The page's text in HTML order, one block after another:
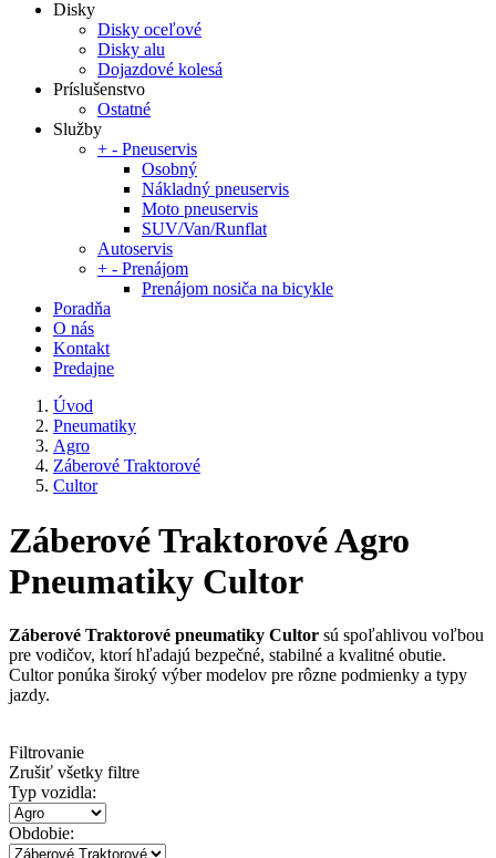
Disky
Disky oceľové
Disky alu
Dojazdové kolesá
Príslušenstvo
Ostatné
Služby
+ - Pneuservis
Osobný
Nákladný pneuservis
Moto pneuservis
SUV/Van/Runflat
Autoservis
+ - Prenájom
Prenájom nosiča na bicykle
Poradňa
O nás
Kontakt
Predajne
Úvod
Pneumatiky
Agro
Záberové Traktorové
Cultor
Záberové Traktorové Agro
Pneumatiky Cultor
Záberové Traktorové pneumatiky Cultor sú spoľahlivou voľbou
pre vodičov, ktorí hľadajú bezpečné, stabilné a kvalitné obutie.
Cultor ponúka široký výber modelov pre rôzne podmienky a typy
jazdy.
Filtrovanie
Zrušiť všetky filtre
Typ vozidla:
Obdobie: